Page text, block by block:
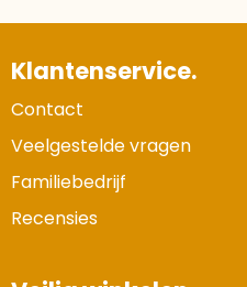
Klantenservice.
Contact
Veelgestelde vragen
Familiebedrijf
Recensies